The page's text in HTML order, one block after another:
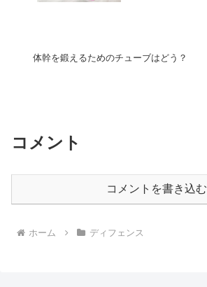
体幹を鍛えるためのチューブはどう？
コメント
コメントを書き込む
ホーム ディフェンス